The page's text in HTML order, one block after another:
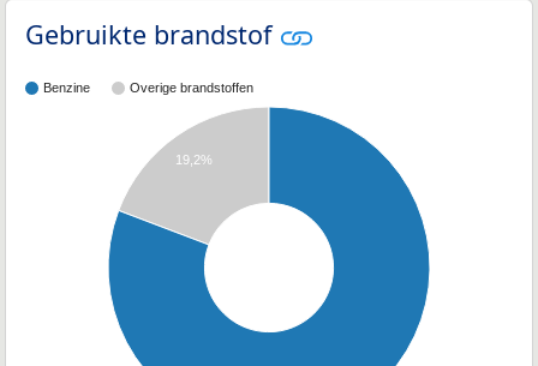
Gebruikte brandstof
Benzine Overige brandstoffen
19,2%